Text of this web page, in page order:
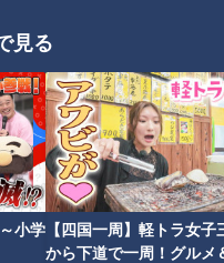
見る
小学【四国一周】軽トラ女子
から下道で一周！グルメ